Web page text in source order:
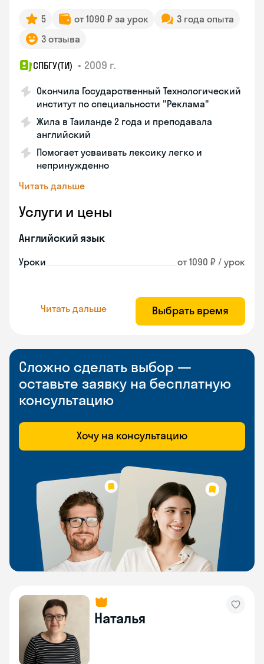
5 от 1090 ₽ за урок
3 года опыта
3 отзыва
СПБГУ(ТИ) • 2009 г.
Окончила Государственный Технологический
институт по специальности "Реклама"
Жила в Таиланде 2 года и преподавала
английский
Помогает усваивать лексику легко и
непринужденно
Читать дальше
Услуги и цены
Английский язык
Уроки от 1090 ₽ / урок
Читать дальше Выбрать время
Сложно сделать выбор —
оставьте заявку на бесплатную
консультацию
Хочу на консультацию
Наталья